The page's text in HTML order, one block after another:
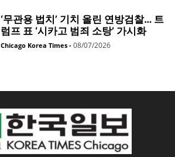
‘무관용 법치’ 기치 올린 연방검찰… 트
럼프 표 ‘시카고 범죄 소탕’ 가시화
Chicago Korea Times - 08/07/2026